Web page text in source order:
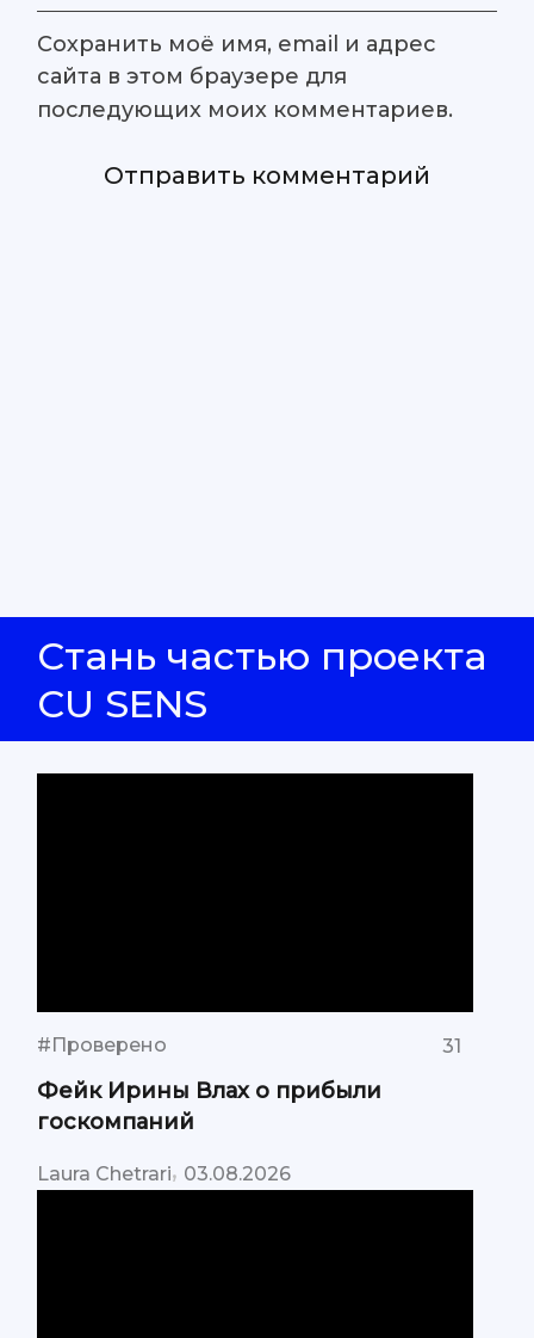
Сохранить моё имя, email и адрес
сайта в этом браузере для
последующих моих комментариев.
Стань частью проекта
CU SENS
#Проверено 31
Фейк Ирины Влах о прибыли
госкомпаний
Laura Chetrari, 03.08.2026